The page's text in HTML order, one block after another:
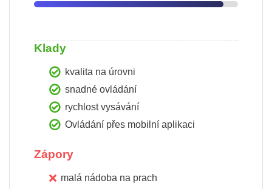
Klady
kvalita na úrovni
snadné ovládání
rychlost vysávání
Ovládání přes mobilní aplikaci
Zápory
malá nádoba na prach